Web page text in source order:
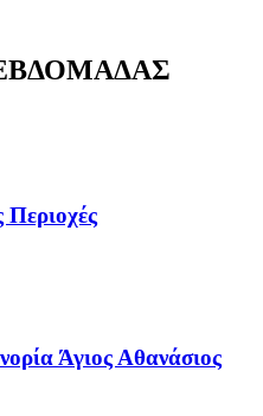
Περιοχές
Άγιος Αθανάσιος